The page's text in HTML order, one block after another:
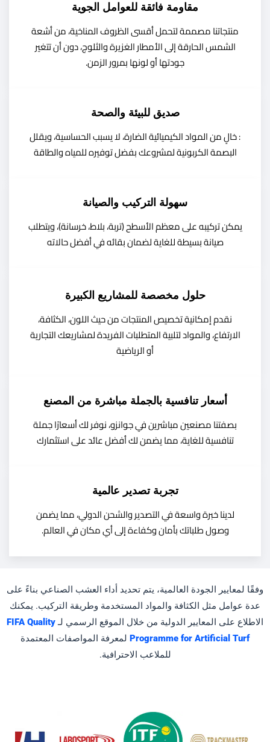
مقاومة فائقة للعوامل الجوية
منتجاتنا مصممة لتحمل أقسى الظروف المناخية، من أشعة
الشمس الحارقة إلى الأمطار الغزيرة والثلوج، دون أن تتغير
جودتها أو لونها بمرور الزمن.
صديق للبيئة والصحة
: خالٍ من المواد الكيميائية الضارة، لا يسبب الحساسية، ويقلل
البصمة الكربونية لمشروعك بفضل توفيره للمياه والطاقة
سهولة التركيب والصيانة
يمكن تركيبه على معظم الأسطح (تربة، بلاط، خرسانة)، ويتطلب
صيانة بسيطة للغاية لضمان بقائه في أفضل حالاته
حلول مخصصة للمشاريع الكبيرة
نقدم إمكانية تخصيص المنتجات من حيث اللون، الكثافة،
الارتفاع، والمواد لتلبية المتطلبات الفريدة لمشاريعك التجارية
أو الرياضية
أسعار تنافسية بالجملة مباشرة من المصنع
بصفتنا مصنعين مباشرين في جوانزو، نوفر لك أسعارًا جملة
تنافسية للغاية، مما يضمن لك أفضل عائد على استثمارك
تجربة تصدير عالمية
لدينا خبرة واسعة في التصدير والشحن الدولي، مما يضمن
وصول طلباتك بأمان وكفاءة إلى أي مكان في العالم.
وفقًا لمعايير الجودة العالمية، يتم تحديد أداء العشب الصناعي بناءً على
عدة عوامل مثل الكثافة والمواد المستخدمة وطريقة التركيب. يمكنك
الاطلاع على المعايير الدولية من خلال الموقع الرسمي لـFIFA Quality
Programme for Artificial Turf لمعرفة المواصفات المعتمدة
للملاعب الاحترافية.